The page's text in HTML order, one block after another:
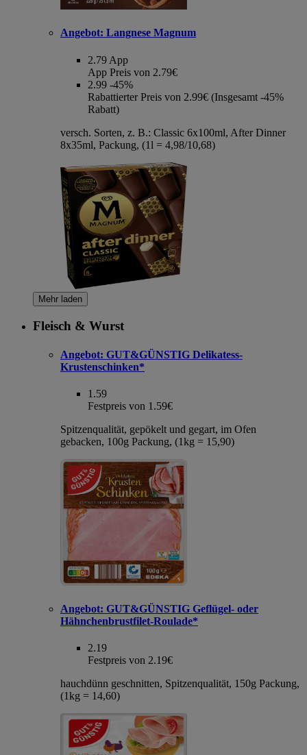
Angebot: Langnese Magnum
2.79 App
App Preis von 2.79€
2.99 -45%
Rabattierter Preis von 2.99€ (Insgesamt -45%
Rabatt)
versch. Sorten, z. B.: Classic 6x100ml, After Dinner
8x35ml, Packung, (1l = 4,98/10,68)
Mehr laden
Fleisch & Wurst
Angebot: GUT&GÜNSTIG Delikatess-
Krustenschinken*
1.59
Festpreis von 1.59€
Spitzenqualität, gepökelt und gegart, im Ofen
gebacken, 100g Packung, (1kg = 15,90)
Angebot: GUT&GÜNSTIG Geflügel- oder
Hähnchenbrustfilet-Roulade*
2.19
Festpreis von 2.19€
hauchdünn geschnitten, Spitzenqualität, 150g Packung,
(1kg = 14,60)